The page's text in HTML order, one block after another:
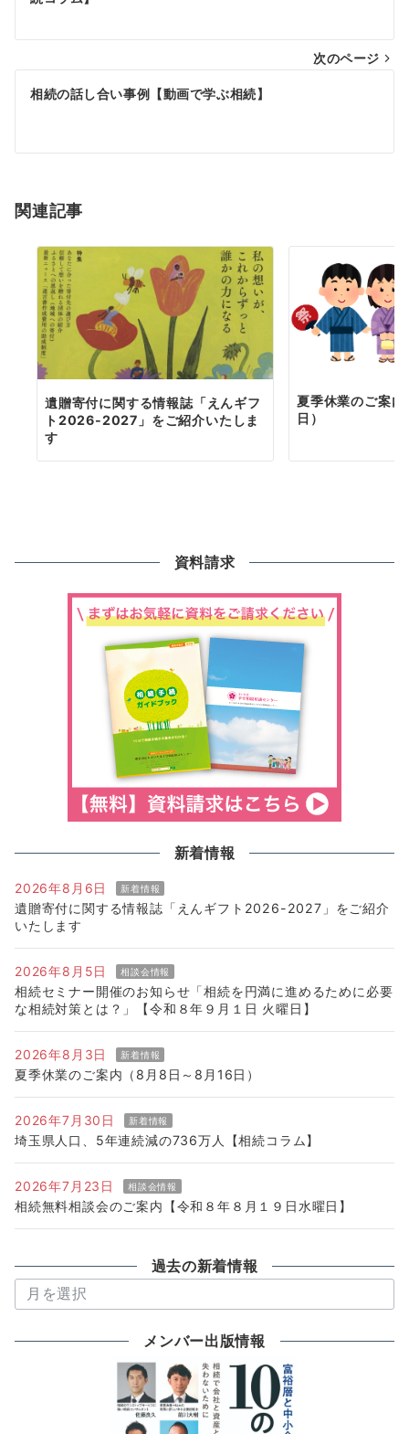
ビ
ゲ
シ
ン
次のページ
相続の話し合い事例【動画で学ぶ相続】
関連記事
遺贈寄付に関する情報誌「えんギフ
ト2026-2027」をご紹介いたしま
す
夏季休業のご案
日）
資料請求
新着情報
2026年8月6日 新着情報
遺贈寄付に関する情報誌「えんギフト2026-2027」をご紹介
いたします
2026年8月5日 相談会情報
相続セミナー開催のお知らせ「相続を円満に進めるために必要
な相続対策とは？」【令和８年９月１日 火曜日】
2026年8月3日 新着情報
夏季休業のご案内（8月8日～8月16日）
2026年7月30日 新着情報
埼玉県人口、5年連続減の736万人【相続コラム】
2026年7月23日 相談会情報
相続無料相談会のご案内【令和８年８月１９日水曜日】
過去の新着情報
去
メンバー出版情報